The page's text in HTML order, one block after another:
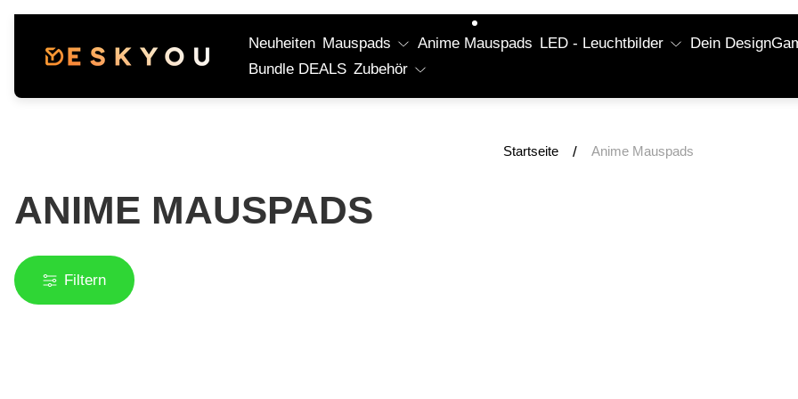
Laden-
Logo"
Neuheiten Mauspads Anime Mauspads LED - Leuchtbilder Dein Design
Bundle DEALS Zubehör
Startseite / Anime Mauspads
ANIME MAUSPADS
Filtern